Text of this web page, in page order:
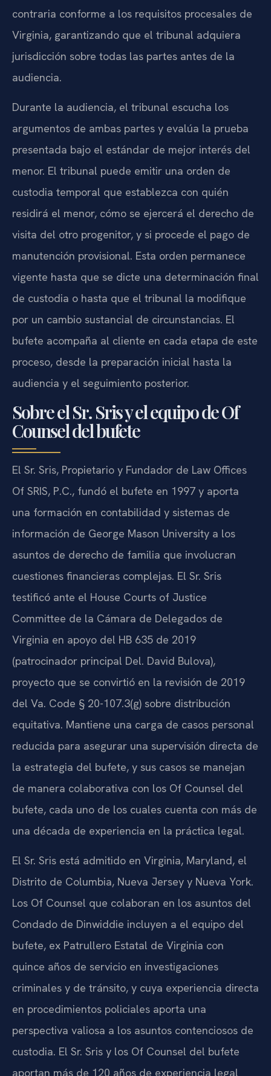
contraria conforme a los requisitos procesales de
Virginia, garantizando que el tribunal adquiera
jurisdicción sobre todas las partes antes de la
audiencia.
Durante la audiencia, el tribunal escucha los
argumentos de ambas partes y evalúa la prueba
presentada bajo el estándar de mejor interés del
menor. El tribunal puede emitir una orden de
custodia temporal que establezca con quién
residirá el menor, cómo se ejercerá el derecho de
visita del otro progenitor, y si procede el pago de
manutención provisional. Esta orden permanece
vigente hasta que se dicte una determinación final
de custodia o hasta que el tribunal la modifique
por un cambio sustancial de circunstancias. El
bufete acompaña al cliente en cada etapa de este
proceso, desde la preparación inicial hasta la
audiencia y el seguimiento posterior.
Sobre el Sr. Sris y el equipo de Of
Counsel del bufete
El Sr. Sris, Propietario y Fundador de Law Offices
Of SRIS, P.C., fundó el bufete en 1997 y aporta
una formación en contabilidad y sistemas de
información de George Mason University a los
asuntos de derecho de familia que involucran
cuestiones financieras complejas. El Sr. Sris
testificó ante el House Courts of Justice
Committee de la Cámara de Delegados de
Virginia en apoyo del HB 635 de 2019
(patrocinador principal Del. David Bulova),
proyecto que se convirtió en la revisión de 2019
del Va. Code § 20-107.3(g) sobre distribución
equitativa. Mantiene una carga de casos personal
reducida para asegurar una supervisión directa de
la estrategia del bufete, y sus casos se manejan
de manera colaborativa con los Of Counsel del
bufete, cada uno de los cuales cuenta con más de
una década de experiencia en la práctica legal.
El Sr. Sris está admitido en Virginia, Maryland, el
Distrito de Columbia, Nueva Jersey y Nueva York.
Los Of Counsel que colaboran en los asuntos del
Condado de Dinwiddie incluyen a el equipo del
bufete, ex Patrullero Estatal de Virginia con
quince años de servicio en investigaciones
criminales y de tránsito, y cuya experiencia directa
en procedimientos policiales aporta una
perspectiva valiosa a los asuntos contenciosos de
custodia. El Sr. Sris y los Of Counsel del bufete
aportan más de 120 años de experiencia legal